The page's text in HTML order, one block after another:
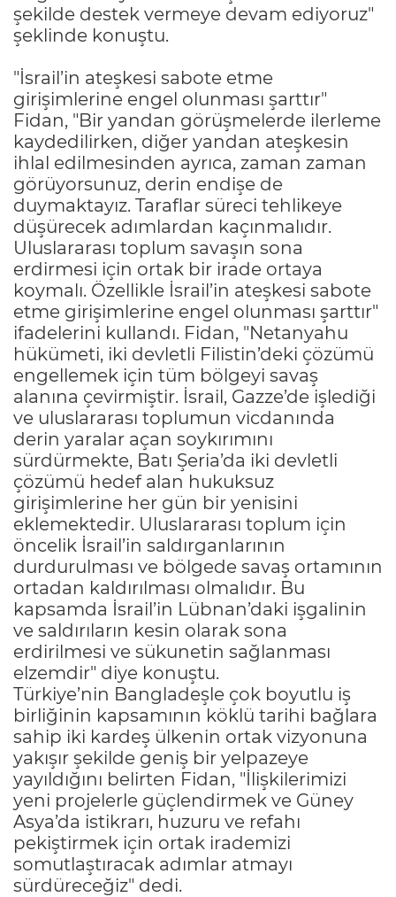
şekilde destek vermeye devam ediyoruz"
şeklinde konuştu.
"İsrail’in ateşkesi sabote etme
girişimlerine engel olunması şarttır"
Fidan, "Bir yandan görüşmelerde ilerleme
kaydedilirken, diğer yandan ateşkesin
ihlal edilmesinden ayrıca, zaman zaman
görüyorsunuz, derin endişe de
duymaktayız. Taraflar süreci tehlikeye
düşürecek adımlardan kaçınmalıdır.
Uluslararası toplum savaşın sona
erdirmesi için ortak bir irade ortaya
koymalı. Özellikle İsrail’in ateşkesi sabote
etme girişimlerine engel olunması şarttır"
ifadelerini kullandı. Fidan, "Netanyahu
hükümeti, iki devletli Filistin’deki çözümü
engellemek için tüm bölgeyi savaş
alanına çevirmiştir. İsrail, Gazze’de işlediği
ve uluslararası toplumun vicdanında
derin yaralar açan soykırımını
sürdürmekte, Batı Şeria’da iki devletli
çözümü hedef alan hukuksuz
girişimlerine her gün bir yenisini
eklemektedir. Uluslararası toplum için
öncelik İsrail’in saldırganlarının
durdurulması ve bölgede savaş ortamının
ortadan kaldırılması olmalıdır. Bu
kapsamda İsrail’in Lübnan’daki işgalinin
ve saldırıların kesin olarak sona
erdirilmesi ve sükunetin sağlanması
elzemdir" diye konuştu.
Türkiye’nin Bangladeşle çok boyutlu iş
birliğinin kapsamının köklü tarihi bağlara
sahip iki kardeş ülkenin ortak vizyonuna
yakışır şekilde geniş bir yelpazeye
yayıldığını belirten Fidan, "İlişkilerimizi
yeni projelerle güçlendirmek ve Güney
Asya’da istikrarı, huzuru ve refahı
pekiştirmek için ortak irademizi
somutlaştıracak adımlar atmayı
sürdüreceğiz" dedi.